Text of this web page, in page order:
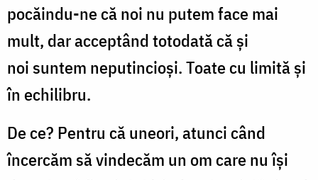
pocăindu-ne că noi nu putem face mai
mult, dar acceptând totodată că și
noi suntem neputincioși. Toate cu limită și
în echilibru.
De ce? Pentru că uneori, atunci când
încercăm să vindecăm un om care nu își